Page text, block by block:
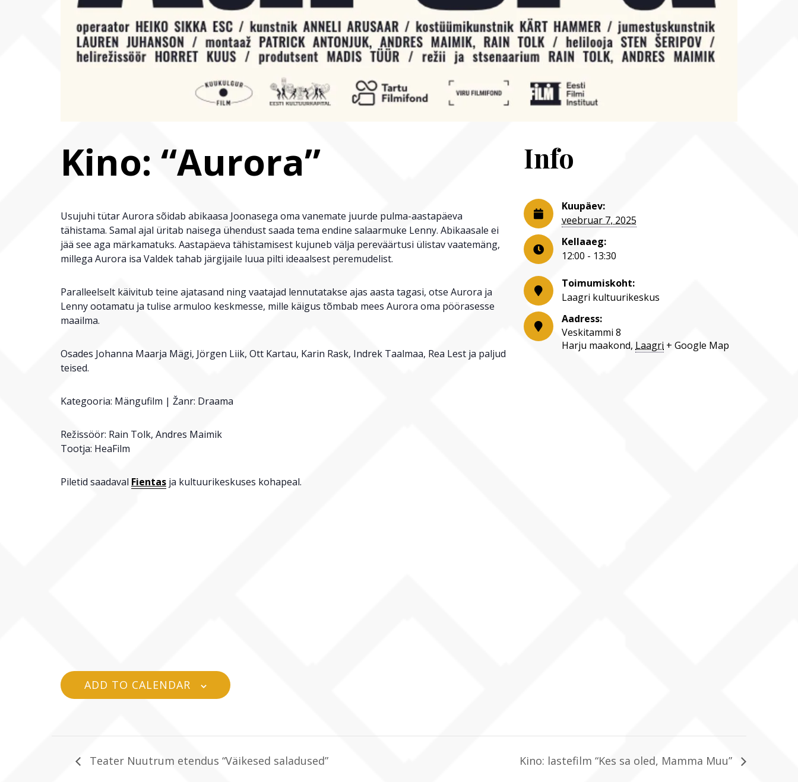
Kino: “Aurora”
Usujuhi tütar Aurora sõidab abikaasa Joonasega oma vanemate juurde pulma-aastapäeva
tähistama. Samal ajal üritab naisega ühendust saada tema endine salaarmuke Lenny. Abikaasale ei
jää see aga märkamatuks. Aastapäeva tähistamisest kujuneb välja pereväärtusi ülistav vaatemäng,
millega Aurora isa Valdek tahab järgijaile luua pilti ideaalsest peremudelist.
Paralleelselt käivitub teine ajatasand ning vaatajad lennutatakse ajas aasta tagasi, otse Aurora ja
Lenny ootamatu ja tulise armuloo keskmesse, mille käigus tõmbab mees Aurora oma pöörasesse
maailma.
Osades Johanna Maarja Mägi, Jörgen Liik, Ott Kartau, Karin Rask, Indrek Taalmaa, Rea Lest ja paljud
teised.
Kategooria: Mängufilm | Žanr: Draama
Režissöör: Rain Tolk, Andres Maimik
Tootja: HeaFilm
Piletid saadaval Fientas ja kultuurikeskuses kohapeal.
ADD TO CALENDAR
Info
Kuupäev:
veebruar 7, 2025
Kellaaeg:
12:00 - 13:30
Toimumiskoht:
Laagri kultuurikeskus
Aadress:
Veskitammi 8
Harju maakond, Laagri + Google Map
Teater Nuutrum etendus “Väikesed saladused” Kino: lastefilm “Kes sa oled, Mamma Muu”